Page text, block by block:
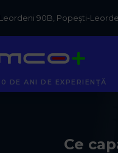
90B, Popești-
ANRE
Ce